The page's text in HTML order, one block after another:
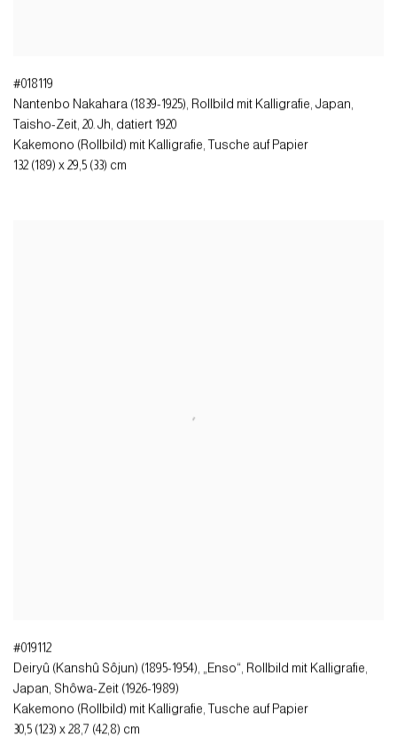
#018119
Nantenbo Nakahara (1839-1925), Rollbild mit Kalligrafie, Japan,
Taisho-Zeit, 20. Jh, datiert 1920
Kakemono (Rollbild) mit Kalligrafie, Tusche auf Papier
132 (189) x 29,5 (33) cm
#019112
Deiryû (Kanshû Sôjun) (1895-1954), „Enso“, Rollbild mit Kalligrafie,
Japan, Shôwa-Zeit (1926-1989)
Kakemono (Rollbild) mit Kalligrafie, Tusche auf Papier
30,5 (123) x 28,7 (42,8) cm